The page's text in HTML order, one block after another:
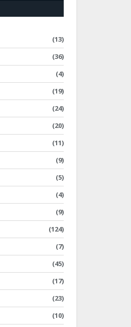
(13)
(36)
(4)
(19)
(24)
(20)
(11)
(9)
(5)
(4)
(9)
(124)
(7)
(45)
(17)
(23)
(10)